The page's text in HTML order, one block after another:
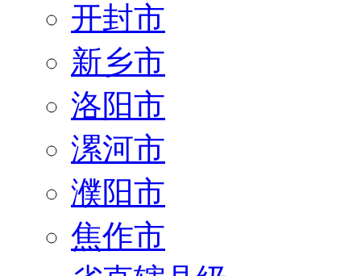
开封市
新乡市
洛阳市
漯河市
濮阳市
焦作市